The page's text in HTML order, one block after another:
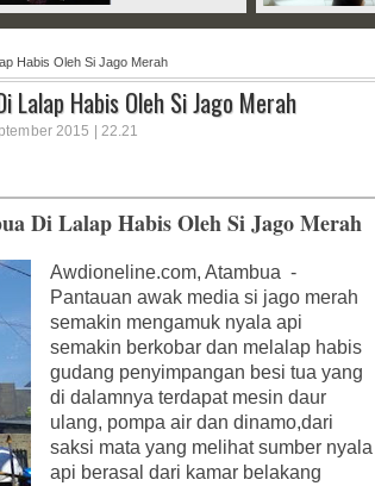
Habis Oleh Si Jago Merah
Lalap Habis Oleh Si Jago Merah
2015 | 22.21
Di Lalap Habis Oleh Si Jago Merah
Awdioneline.com, Atambua -
Pantauan awak media si jago merah
semakin mengamuk nyala api
semakin berkobar dan melalap habis
gudang penyimpangan besi tua yang
di dalamnya terdapat mesin daur
ulang, pompa air dan dinamo,dari
saksi mata yang melihat sumber nyala
api berasal dari kamar belakang